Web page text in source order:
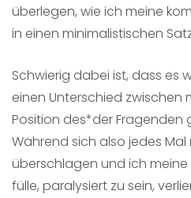
überlegen, wie ich meine
in einen minimalistischen
Schwierig dabei ist, dass es
einen Unterschied zwischen
Position des*der Fragenden
Während sich also jedes
überschlagen und ich
fülle, paralysiert zu sein,